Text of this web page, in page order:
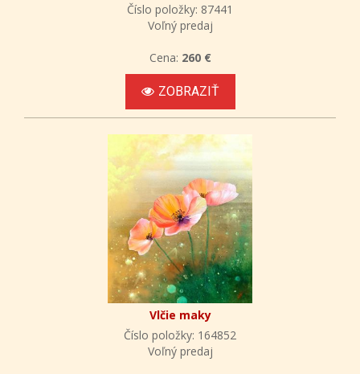
Číslo položky: 87441
Voľný predaj
Cena: 260 €
ZOBRAZIŤ
Vlčie maky
Číslo položky: 164852
Voľný predaj